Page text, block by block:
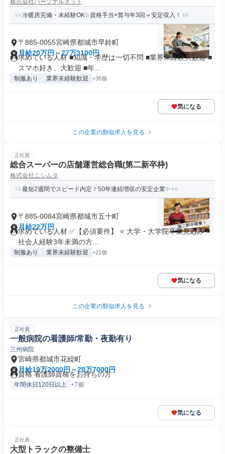
株式会社パーソナルネット
冷暖房完備・未経験OK✨資格手当×賞与年3回＝安定収入！
〒885-0055宮崎県都城市早鈴町
月給20万円～27万3100円
求めている人材 ■知識・学歴は一切不問 ■業界未経験大歓迎 ■
スマホ好き、大歓迎 ■年...
制服あり 業界未経験歓迎 +35個
気になる
この企業の類似求人を見る
正社員
総合スーパーの店舗運営総合職(第二新卒枠)
株式会社ニシムタ
最短2週間でスピード内定！50年連続増収の安定企業✨
〒885-0084宮崎県都城市五十町
月給22万円
求めている人材 ✅【必須要件】 ⭐ 大学・大学院卒業見込み ⭐
社会人経験3年未満の方...
制服あり 業界未経験歓迎 +21個
気になる
この企業の類似求人を見る
正社員
一般病院の看護師/常勤・夜勤有り
三州病院
宮崎県都城市花繰町
月給19万2000円～28万7000円
資格 看護師資格をお持ちの方
年間休日120日以上 +7個
気になる
正社員
大型トラックの整備士